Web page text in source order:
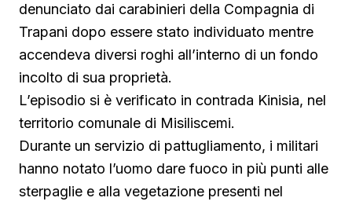
denunciato dai carabinieri della Compagnia di
Trapani dopo essere stato individuato mentre
accendeva diversi roghi all’interno di un fondo
incolto di sua proprietà.
L’episodio si è verificato in contrada Kinisia, nel
territorio comunale di Misiliscemi.
Durante un servizio di pattugliamento, i militari
hanno notato l’uomo dare fuoco in più punti alle
sterpaglie e alla vegetazione presenti nel